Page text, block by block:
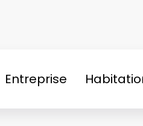
Entreprise